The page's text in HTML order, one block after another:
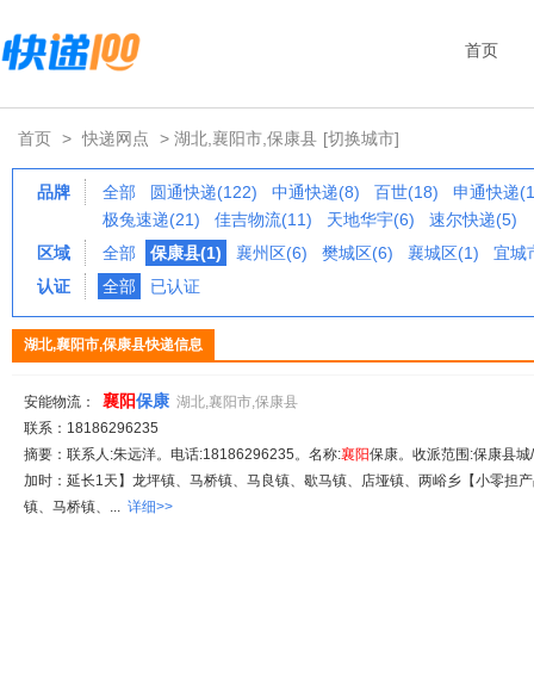
首页
首页 > 快递网点 > 湖北,襄阳市,保康县 [切换城市]
品牌 全部 圆通快递(122) 中通快递(8) 百世(18)
申通快递
极兔速递(21)
佳吉物流(11) 天地华宇(6)
速尔快递(5)
区域
全部 保康县(1) 襄州区(6) 樊城区(6) 襄城区(1)
宜城
认证
全部 已认证
湖北,襄阳市,保康县快递信息
安能物流： 襄阳保康 湖北,襄阳市,保康县
联系：18186296235
摘要：联系人:朱远洋。电话:18186296235。名称:襄阳保康。收派范围:保康县
加时：延长1天】龙坪镇、马桥镇、马良镇、歇马镇、店垭镇、两峪乡【小零担
镇、马桥镇、... 详细>>